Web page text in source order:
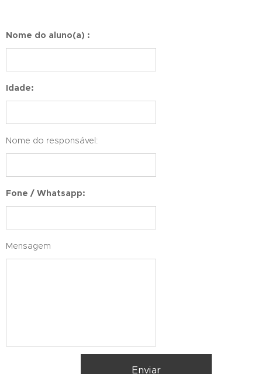
Nome do aluno(a) :
Idade:
Nome do responsável:
Fone / Whatsapp:
Mensagem
Enviar